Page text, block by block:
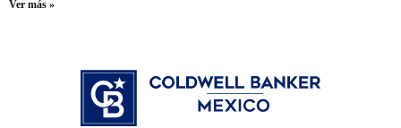
Ver más »